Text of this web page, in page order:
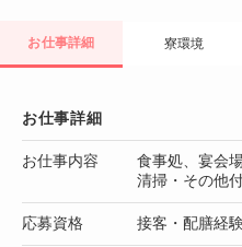
お仕事詳細 寮環境
お仕事詳細
お仕事内容
食事処、宴会
清掃・その他
応募資格 接客・配膳経